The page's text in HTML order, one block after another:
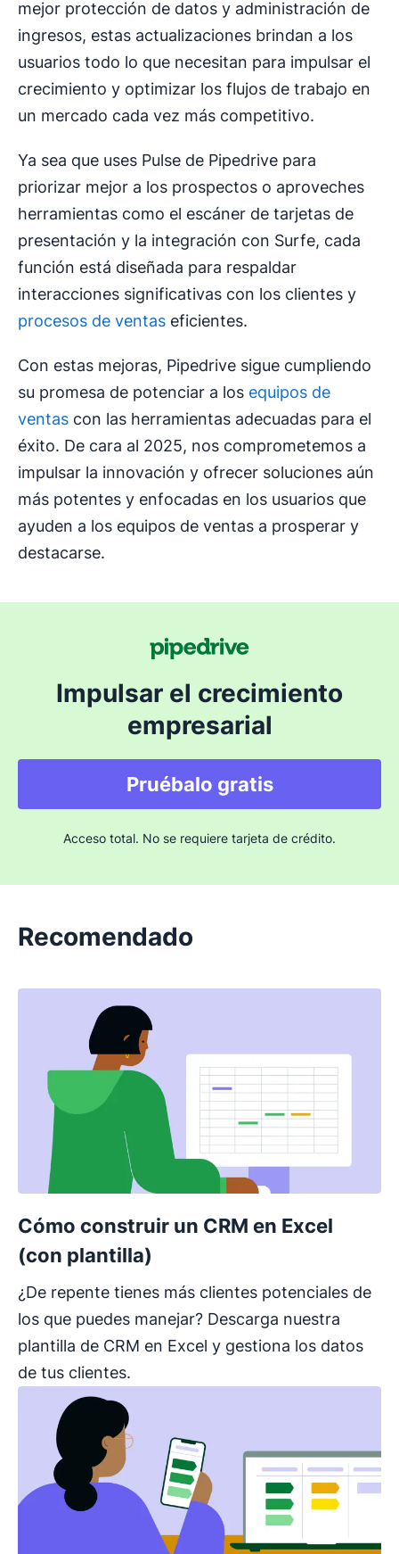
mejor protección de datos y administración de
ingresos, estas actualizaciones brindan a los
usuarios todo lo que necesitan para impulsar el
crecimiento y optimizar los flujos de trabajo en
un mercado cada vez más competitivo.
Ya sea que uses Pulse de Pipedrive para
priorizar mejor a los prospectos o aproveches
herramientas como el escáner de tarjetas de
presentación y la integración con Surfe, cada
función está diseñada para respaldar
interacciones significativas con los clientes y
procesos de ventas eficientes.
Con estas mejoras, Pipedrive sigue cumpliendo
su promesa de potenciar a los equipos de
ventas con las herramientas adecuadas para el
éxito. De cara al 2025, nos comprometemos a
impulsar la innovación y ofrecer soluciones aún
más potentes y enfocadas en los usuarios que
ayuden a los equipos de ventas a prosperar y
destacarse.
Impulsar el crecimiento
empresarial
Pruébalo gratis
Acceso total. No se requiere tarjeta de crédito.
Recomendado
Cómo construir un CRM en Excel
(con plantilla)
¿De repente tienes más clientes potenciales de
los que puedes manejar? Descarga nuestra
plantilla de CRM en Excel y gestiona los datos
de tus clientes.